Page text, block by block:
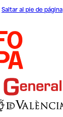
Saltar al pie de página